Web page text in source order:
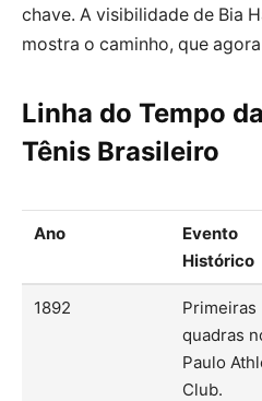
chave. A visibilidade de Bia
mostra o caminho, que
Linha do Tempo
Tênis Brasileiro
Ano
Evento
Histórico
1892
Primeiras
quadras
Paulo
Club.